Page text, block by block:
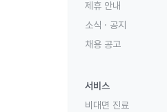
제휴 안내
소식 · 공지
채용 공고
서비스
비대면 진료